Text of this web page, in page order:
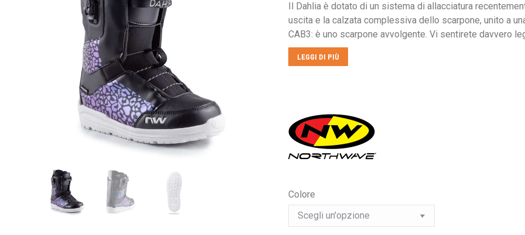
era:
€219,00.
è:
€109,00.
Il Dahlia è dotato di un sistema di allacciatura
uscita e la calzata complessiva dello scarpone, unito a
CAB3: è uno scarpone avvolgente. Vi sentirete davvero
LEGGI DI PIÙ
Colore